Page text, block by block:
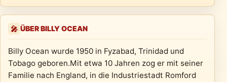
🎤 ÜBER BILLY OCEAN
Billy Ocean wurde 1950 in Fyzabad, Trinidad und
Tobago geboren.Mit etwa 10 Jahren zog er mit seiner
Familie nach England, in die Industriestadt Romford